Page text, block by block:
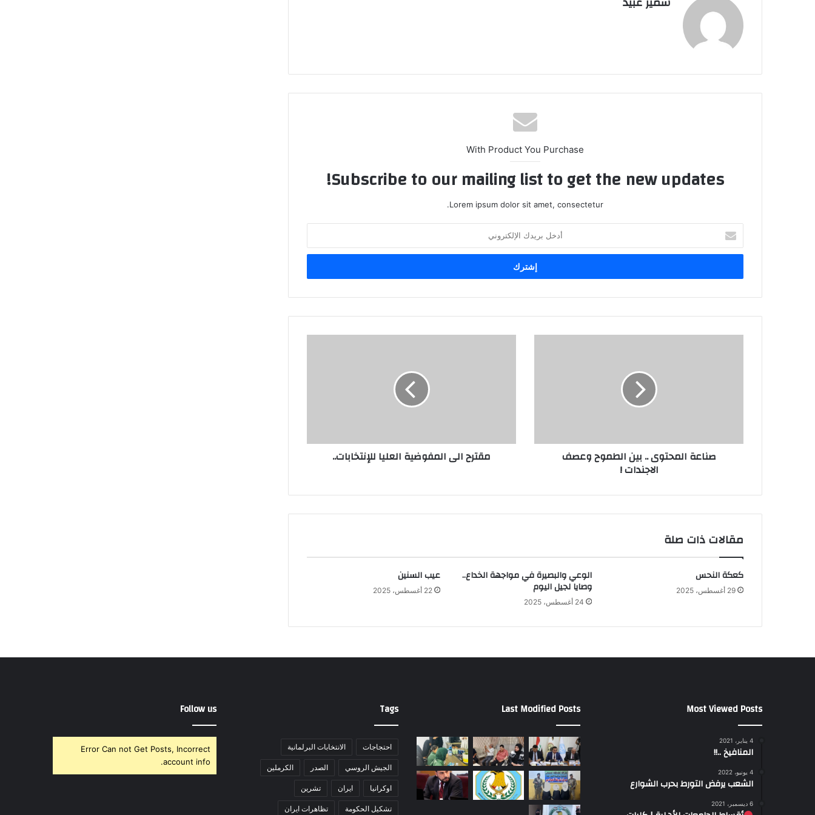
With Product You Purchase
Subscribe to our mailing list to get the new updates!
Lorem ipsum dolor sit amet, consectetur.
بريدك
الإلكتروني
صناعة المحتوى .. بين الطموح وعصف
الاجندات !
مقترح الى المفوضية العليا للإنتخابات..
مقالات ذات صلة
كعكة النحس
29 أغسطس، 2025
الوعي والبصيرة في مواجهة الخداع..
وصايا لجيل اليوم
24 أغسطس، 2025
عيب السنين
22 أغسطس، 2025
Most Viewed Posts
4 يناير، 2021
المنافيخ ..!!
4 يونيو، 2022
الشعب يرفض التورط بحرب الشوارع
6 ديسمبر، 2021
Last Modified Posts
Tags
احتجاجات الانتخابات البرلمانية
الجيش الروسي الصدر الكرملين
اوكرانيا ايران تشرين
تشكيل الحكومة تظاهرات ايران
Follow us
Error Can not Get Posts, Incorrect
account info.